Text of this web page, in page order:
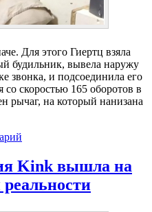
Для этого Гиертц взяла
будильник, вывела наружу
звонка, и подсоединила его
скоростью 165 оборотов в
рычаг, на который нанизана
Kink вышла на